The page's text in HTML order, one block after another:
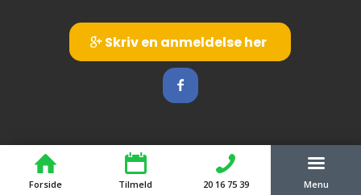
Skriv en anmeldelse her
Forside Tilmeld 20 16 75 39 Menu
© Copyright - Kirkebjerg Køreskole ApS